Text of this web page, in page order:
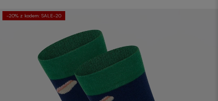
-20% z kodem: SALE-20